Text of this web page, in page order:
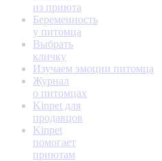
из приюта
Беременность
у питомца
Выбрать
кличку
Изучаем эмоции питомца
Журнал
о питомцах
Kinpet для
продавцов
Kinpet
помогает
приютам